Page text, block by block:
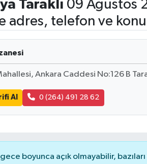
Taraklı 09 Ağustos
adres, telefon ve
Ankara Caddesi No:126 B
Al 0 (264) 491 28 62
boyunca açık olmayabilir,